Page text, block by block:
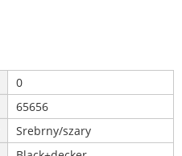
0
65656
Srebrny/szary